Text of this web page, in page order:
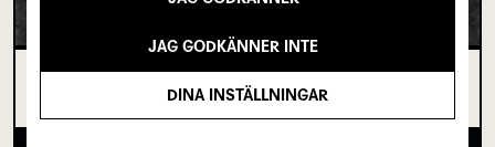
OM TOVE DITLEVSEN OCH
KÖPENHAMNSTRILOGIN
JAG GODKÄNNER INTE
DINA INSTÄLLNINGAR